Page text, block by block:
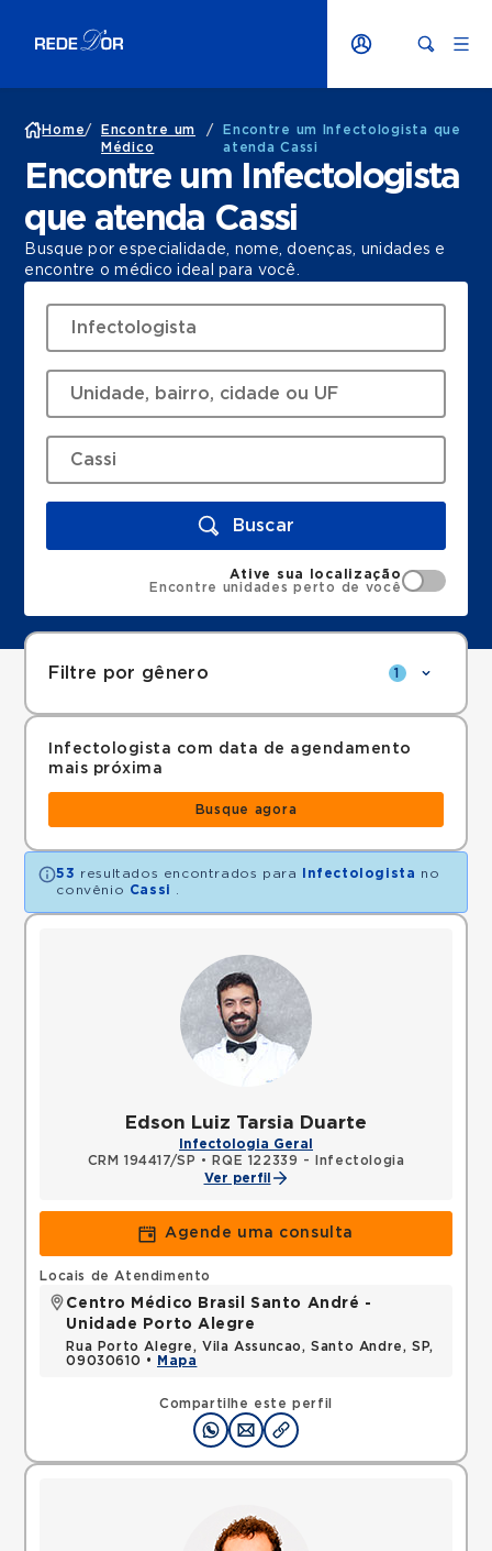
Home/
Encontre um
Médico
/
Encontre um Infectologista que
atenda Cassi
Encontre um Infectologista
que atenda Cassi
Busque por especialidade, nome, doenças, unidades e
encontre o médico ideal para você.
Buscar
Ative sua localização
Encontre unidades perto de você
Filtre por gênero 1
Infectologista com data de agendamento
mais próxima
Busque agora
53 resultados encontrados para Infectologista no
convênio Cassi
Edson Luiz Tarsia Duarte
Infectologia Geral
CRM 194417/SP •
RQE 122339 - Infectologia
Ver perfil
Agende uma consulta
Compartilhe este perfil
Locais de Atendimento
Centro Médico Brasil Santo André -
Unidade Porto Alegre
Rua Porto Alegre, Vila Assuncao, Santo Andre, SP,
09030610 •
Mapa